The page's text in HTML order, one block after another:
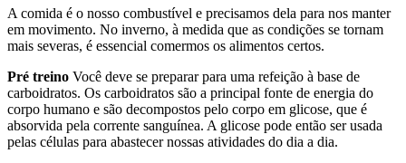
A comida é o nosso combustível e precisamos dela para nos manter
em movimento. No inverno, à medida que as condições se tornam
mais severas, é essencial comermos os alimentos certos.
Pré treino Você deve se preparar para uma refeição à base de
carboidratos. Os carboidratos são a principal fonte de energia do
corpo humano e são decompostos pelo corpo em glicose, que é
absorvida pela corrente sanguínea. A glicose pode então ser usada
pelas células para abastecer nossas atividades do dia a dia.